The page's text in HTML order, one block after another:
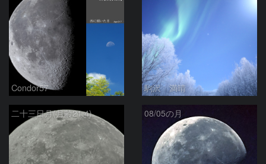
Condor57 駒沢 満晴
二十三日月(月齢21.4) 08/05の月